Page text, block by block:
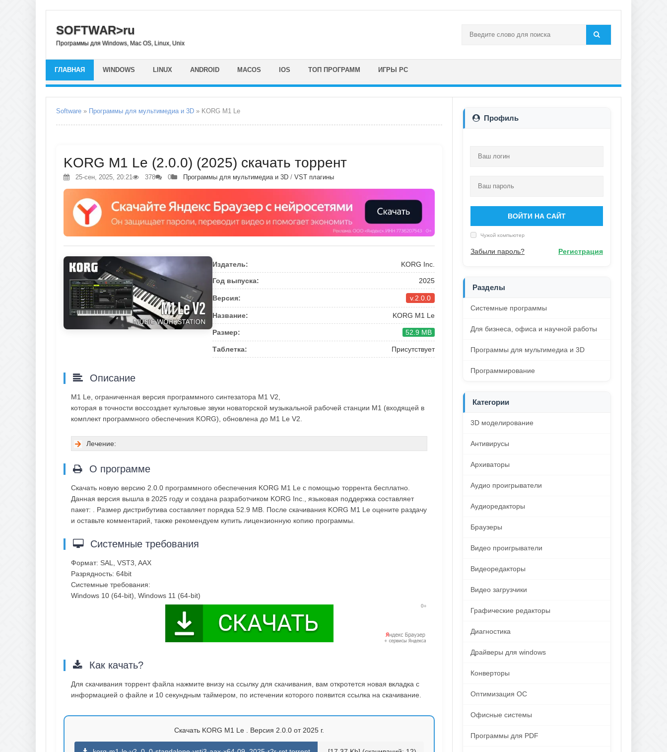
SOFTWAR>ru
Программы для Windows, Mac OS, Linux, Unix
ГЛАВНАЯ WINDOWS LINUX ANDROID MACOS IOS ТОП ПРОГРАММ ИГРЫ PC
Software » Программы для мультимедиа и 3D » KORG M1 Le
KORG M1 Le (2.0.0) (2025) скачать торрент
25-сен, 2025, 20:21 378 0 Программы для мультимедиа и 3D / VST плагины
Издатель: KORG Inc.
Год выпуска: 2025
Версия: v.2.0.0
Название: KORG M1 Le
Размер: 52.9 MB
Таблетка: Присутствует
Описание
M1 Le, ограниченная версия программного синтезатора M1 V2,
которая в точности воссоздает культовые звуки новаторской музыкальной рабочей станции M1 (входящей в
комплект программного обеспечения KORG), обновлена до M1 Le V2.
Лечение:
О программе
Скачать новую версию 2.0.0 программного обеспечения KORG M1 Le с помощью торрента бесплатно.
Данная версия вышла в 2025 году и создана разработчиком KORG Inc., языковая поддержка составляет
пакет: . Размер дистрибутива составляет порядка 52.9 MB. После скачивания KORG M1 Le оцените раздачу
и оставьте комментарий, также рекомендуем купить лицензионную копию программы.
Системные требования
Формат: SAL, VST3, AAX
Разрядность: 64bit
Системные требования:
Windows 10 (64-bit), Windows 11 (64-bit)
Как качать?
Для скачивания торрент файла нажмите внизу на ссылку для скачивания, вам откротется новая вкладка с
информацией о файле и 10 секундным таймером, по истечении которого появится ссылка на скачивание.
Скачать KORG M1 Le . Версия 2.0.0 от 2025 г.
Профиль
ВОЙТИ НА САЙТ
Чужой компьютер
Забыли пароль? Регистрация
Разделы
Системные программы
Для бизнеса, офиса и научной работы
Программы для мультимедиа и 3D
Программирование
Категории
3D моделирование
Антивирусы
Архиваторы
Аудио проигрыватели
Аудиоредакторы
Браузеры
Видео проигрыватели
Видеоредакторы
Видео загрузчики
Графические редакторы
Диагностика
Драйверы для windows
Конверторы
Оптимизация ОС
Офисные системы
Программы для PDF